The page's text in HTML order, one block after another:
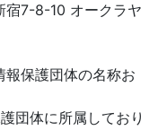
7-8-10 オークラヤ
報保護団体の名称お
体に所属しており